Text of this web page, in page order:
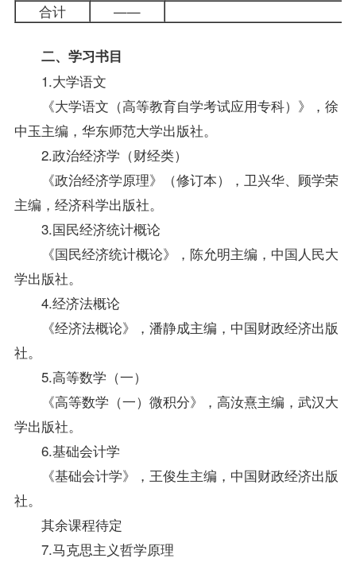
合计
——
二、学习书目
1.大学语文
《大学语文（高等教育自学考试应用专科）》，徐
中玉主编，华东师范大学出版社。
2.政治经济学（财经类）
《政治经济学原理》（修订本），卫兴华、顾学荣
主编，经济科学出版社。
3.国民经济统计概论
《国民经济统计概论》，陈允明主编，中国人民大
学出版社。
4.经济法概论
《经济法概论》，潘静成主编，中国财政经济出版
社。
5.高等数学（一）
《高等数学（一）微积分》，高汝熹主编，武汉大
学出版社。
6.基础会计学
《基础会计学》，王俊生主编，中国财政经济出版
社。
其余课程待定
7.马克思主义哲学原理